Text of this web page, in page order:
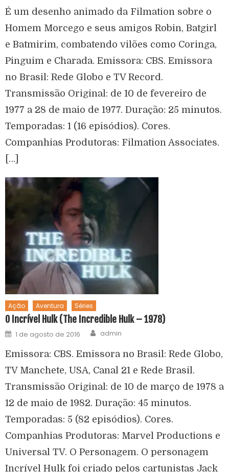
É um desenho animado da Filmation sobre o
Homem Morcego e seus amigos Robin, Batgirl
e Batmirim, combatendo vilões como Coringa,
Pinguim e Charada. Emissora: CBS. Emissora
no Brasil: Rede Globo e TV Record.
Transmissão Original: de 10 de fevereiro de
1977 a 28 de maio de 1977. Duração: 25 minutos.
Temporadas: 1 (16 episódios). Cores.
Companhias Produtoras: Filmation Associates.
[…]
Ação Aventura Séries
O Incrível Hulk (The Incredible Hulk – 1978)
1 de agosto de 2016 admin
Emissora: CBS. Emissora no Brasil: Rede Globo,
TV Manchete, USA, Canal 21 e Rede Brasil.
Transmissão Original: de 10 de março de 1978 a
12 de maio de 1982. Duração: 45 minutos.
Temporadas: 5 (82 episódios). Cores.
Companhias Produtoras: Marvel Productions e
Universal TV. O Personagem. O personagem
Incrível Hulk foi criado pelos cartunistas Jack